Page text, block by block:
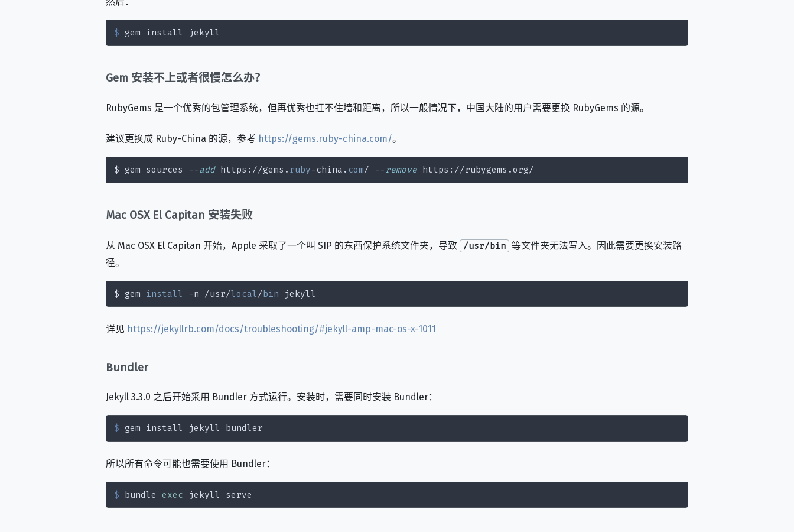
$ gem install jekyll
Gem 安装不上或者很慢怎么办？
RubyGems 是一个优秀的包管理系统，但再优秀也扛不住墙和距离，所以一般情况下，中国大陆的用户需要更换 RubyGems 的源。
建议更换成 Ruby-China 的源，参考 https://gems.ruby-china.com/。
$ gem sources --add https: //gems. ruby-china. com/ --remove https:
Mac OSX El Capitan 安装失败
从 Mac OSX El Capitan 开始，Apple 采取了一个叫 SIP 的东西保护系统文件夹，导致 /usr/bin 等文件夹无法写入。因此需要更换安装路
径。
$ gem install -n /usr/local/ bin
详见 https://jekyllrb.com/docs/troubleshooting/#jekyll-amp-mac-os-x-1011
Bundler
Jekyll 3.3.0 之后开始采用 Bundler 方式运行。安装时，需要同时安装 Bundler：
$ gem install jekyll bundler
所以所有命令可能也需要使用 Bundler：
$ bundle exec jekyll serve